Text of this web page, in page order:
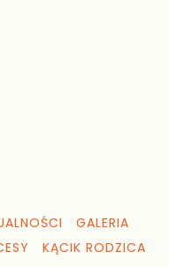
GALERIA
KĄCIK RODZICA